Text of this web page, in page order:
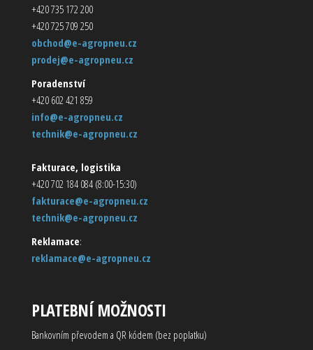
+420 735 172 200
+420 725 709 250
obchod@e-agropneu.cz
prodej@e-agropneu.cz
Poradenství
+420 602 421 859
info@e-agropneu.cz
technik@e-agropneu.cz
Fakturace, logistika
+420 702 184 084 (8:00-15:30)
fakturace@e-agropneu.cz
technik@e-agropneu.cz
Reklamace:
reklamace@e-agropneu.cz
PLATEBNÍ MOŽNOSTI
Bankovním převodem a QR kódem (bez poplatku)